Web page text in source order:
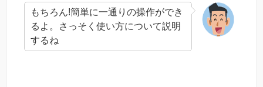
もちろん!簡単に一通りの操作ができ
るよ。さっそく使い方について説明
するね